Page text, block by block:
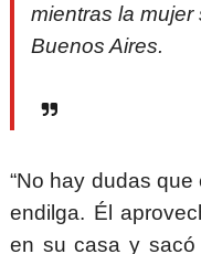
mientras la
Buenos Aires.
“No hay dudas
endilga. Él
en su casa y sacó